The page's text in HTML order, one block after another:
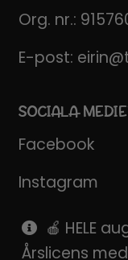
Org. nr.:
E-post:
SOCIALA
Facebook
Instagram
Pinterest
🍎 HELE
Årslicens